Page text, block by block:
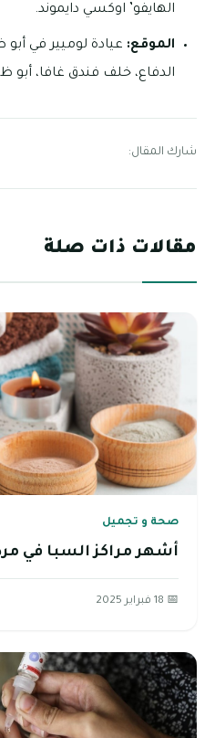
الهايفو’ اوكسي دايموند.
الموقع:
الدفاع، خلف فندق غافا، أبو
شارك المقال:
مقالات ذات صلة
صحة و تجميل
أشهر مراكز السبا في
📅 18 فبراير 2025